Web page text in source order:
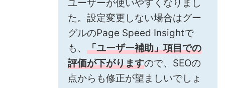
ユーザーが使いやすくなりまし
た。設定変更しない場合はグー
グルのPage Speed Insightで
も、 「ユーザー補助」項目での
評価が下がりますので、SEOの
点からも修正が望ましいでしょ